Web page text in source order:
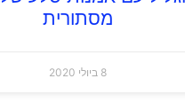
מסתורית
8 ביולי 2020